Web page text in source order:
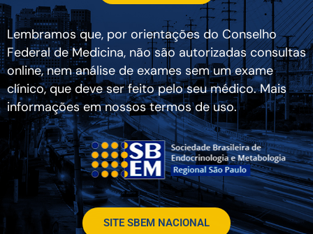
Lembramos que, por orientações do Conselho
Federal de Medicina, não são autorizadas consultas
online, nem análise de exames sem um exame
clínico, que deve ser feito pelo seu médico. Mais
informações em nossos termos de uso.
SITE SBEM NACIONAL